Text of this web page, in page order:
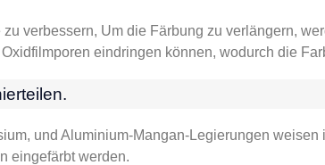
verbessern, Um die Färbung zu verlängern,
eindringen können, wodurch die
und Aluminium-Mangan-Legierungen
eingefärbt werden.